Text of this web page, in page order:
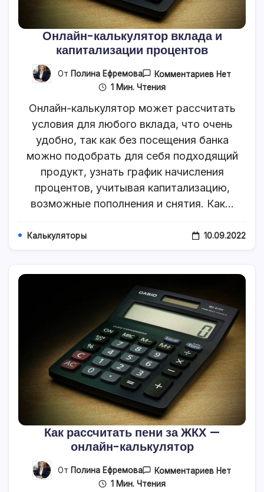
Онлайн-калькулятор вклада и
капитализации процентов
От Полина Ефремова КомментариевК
Вклада
И
Процентов
Нет
1 Мин. Чтения
Онлайн-калькулятор может рассчитать
условия для любого вклада, что очень
удобно, так как без посещения банка
можно подобрать для себя подходящий
продукт, узнать график начисления
процентов, учитывая капитализацию,
возможные пополнения и снятия. Как…
Калькуляторы 10.09.2022
Как рассчитать пени за ЖКХ —
онлайн-калькулятор
От Полина Ефремова КомментариевКНет
1 Мин. Чтения